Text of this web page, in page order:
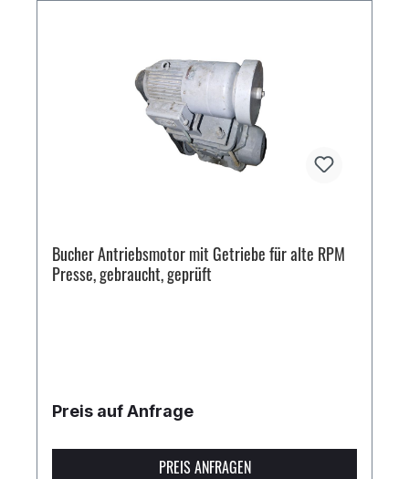
Bucher Antriebsmotor mit Getriebe für alte RPM
Presse, gebraucht, geprüft
Preis auf Anfrage
PREIS ANFRAGEN